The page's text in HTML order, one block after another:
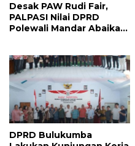
Desak PAW Rudi Fair,
PALPASI Nilai DPRD
Polewali Mandar Abaikan
DPRD Bulukumba